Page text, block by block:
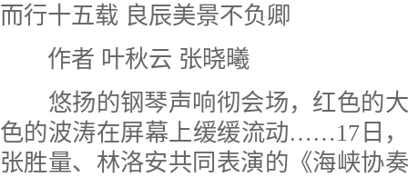
而行十五载 良辰美景不负卿
作者 叶秋云 张晓曦
悠扬的钢琴声响彻会场，红色的大
色的波涛在屏幕上缓缓流动……17日
张胜量、林洛安共同表演的《海峡协